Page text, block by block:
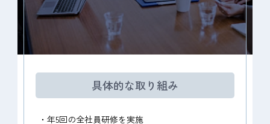
具体的な取り組み
・年5回の全社員研修を実施